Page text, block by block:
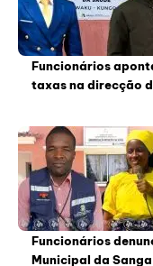
Funcionários
taxas na direcção
Funcionários
Municipal da Sanga